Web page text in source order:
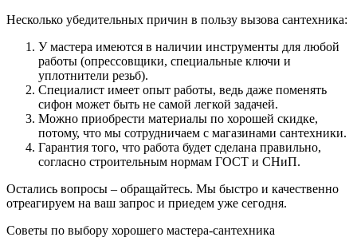
Несколько убедительных причин в пользу вызова сантехника:
У мастера имеются в наличии инструменты для любой
работы (опрессовщики, специальные ключи и
уплотнители резьб).
Специалист имеет опыт работы, ведь даже поменять
сифон может быть не самой легкой задачей.
Можно приобрести материалы по хорошей скидке,
потому, что мы сотрудничаем с магазинами сантехники.
Гарантия того, что работа будет сделана правильно,
согласно строительным нормам ГОСТ и СНиП.
Остались вопросы – обращайтесь. Мы быстро и качественно
отреагируем на ваш запрос и приедем уже сегодня.
Советы по выбору хорошего мастера-сантехника